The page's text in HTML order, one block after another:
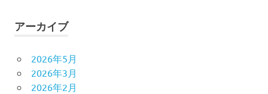
アーカイブ
2026年5月
2026年3月
2026年2月